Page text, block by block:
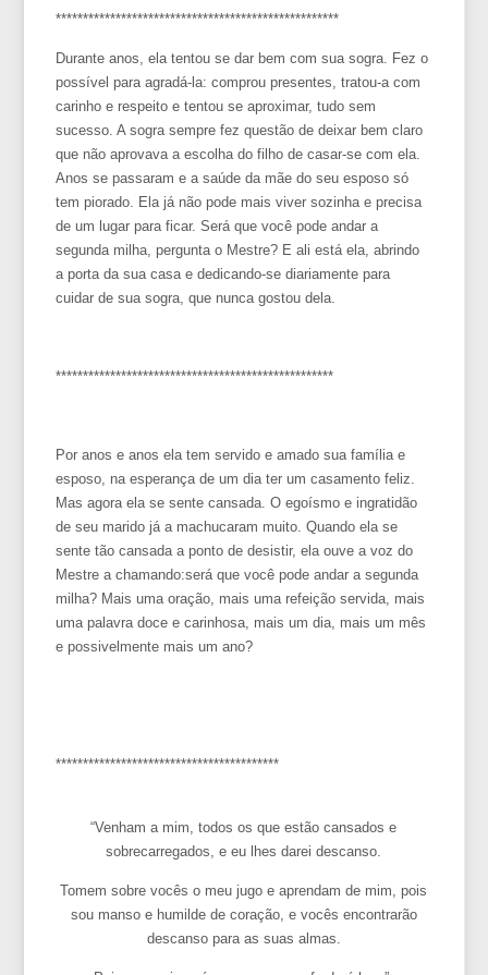
****************************************************
Durante anos, ela tentou se dar bem com sua sogra. Fez o
possível para agradá-la: comprou presentes, tratou-a com
carinho e respeito e tentou se aproximar, tudo sem
sucesso. A sogra sempre fez questão de deixar bem claro
que não aprovava a escolha do filho de casar-se com ela.
Anos se passaram e a saúde da mãe do seu esposo só
tem piorado. Ela já não pode mais viver sozinha e precisa
de um lugar para ficar. Será que você pode andar a
segunda milha, pergunta o Mestre? E ali está ela, abrindo
a porta da sua casa e dedicando-se diariamente para
cuidar de sua sogra, que nunca gostou dela.
***************************************************
Por anos e anos ela tem servido e amado sua família e
esposo, na esperança de um dia ter um casamento feliz.
Mas agora ela se sente cansada. O egoísmo e ingratidão
de seu marido já a machucaram muito. Quando ela se
sente tão cansada a ponto de desistir, ela ouve a voz do
Mestre a chamando:será que você pode andar a segunda
milha? Mais uma oração, mais uma refeição servida, mais
uma palavra doce e carinhosa, mais um dia, mais um mês
e possivelmente mais um ano?
*****************************************
“Venham a mim, todos os que estão cansados e
sobrecarregados, e eu lhes darei descanso.
Tomem sobre vocês o meu jugo e aprendam de mim, pois
sou manso e humilde de coração, e vocês encontrarão
descanso para as suas almas.